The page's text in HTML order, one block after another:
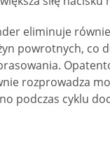
eliminuje
powrotnych, co
rozprowadza
podczas cyklu